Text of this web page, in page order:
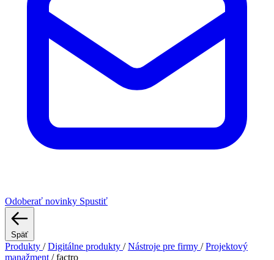
Odoberať novinky Spustiť
Späť
Produkty / Digitálne produkty / Nástroje pre firmy / Projektový
manažment / factro